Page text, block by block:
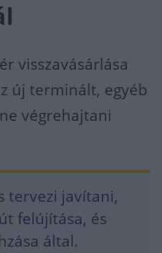
visszavásárlása
új terminált, egyéb
végrehajtani
tervezi javítani,
felújítása, és
által.